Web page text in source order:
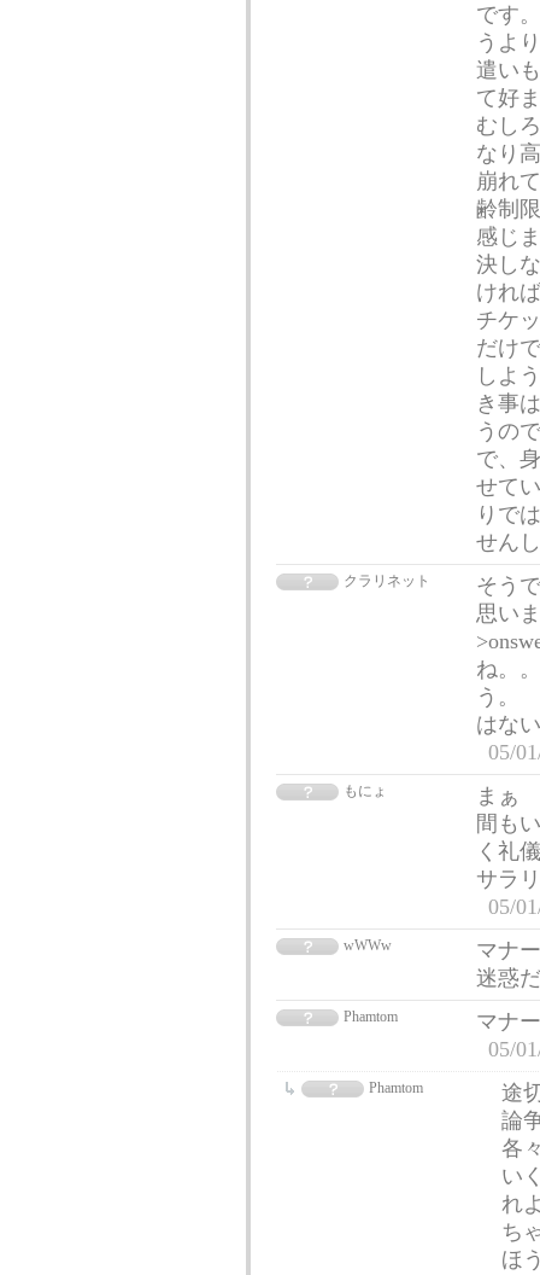
です
うよ
遣い
て好
むし
なり
崩れ
齢制
感じ
決し
けれ
チケ
だけ
しよ
き事
うの
で、
せて
りで
せん
クラリネット
そう
思い
ね。
う。
はな
05/
もにょ
まぁ
間も
く礼
サラ
05/
wWWw
マナ
迷惑
Phamtom
マナ
05/
Phamtom
途
論
各
い
れ
ち
ほ